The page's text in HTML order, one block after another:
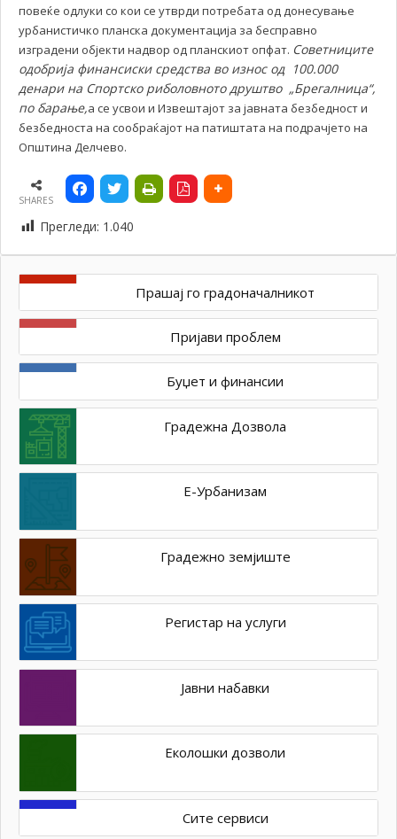
повеќе одлуки со кои се утврди потребата од донесување
урбанистичко планска документација за бесправно
изградени објекти надвор од планскиот опфат. Советниците
одобрија финансиски средства во износ од 100.000
денари на Спортско риболовното друштво „Брегалница“,
по барање,а се усвои и Извештајот за јавната безбедност и
безбедноста на сообраќајот на патиштата на подрачјето на
Општина Делчево.
SHARES
Прегледи: 1.040
Прашај го градоначалникот
Пријави проблем
Буџет и финансии
Градежна Дозвола
Е-Урбанизам
Градежно земјиште
Регистар на услуги
Јавни набавки
Еколошки дозволи
Сите сервиси